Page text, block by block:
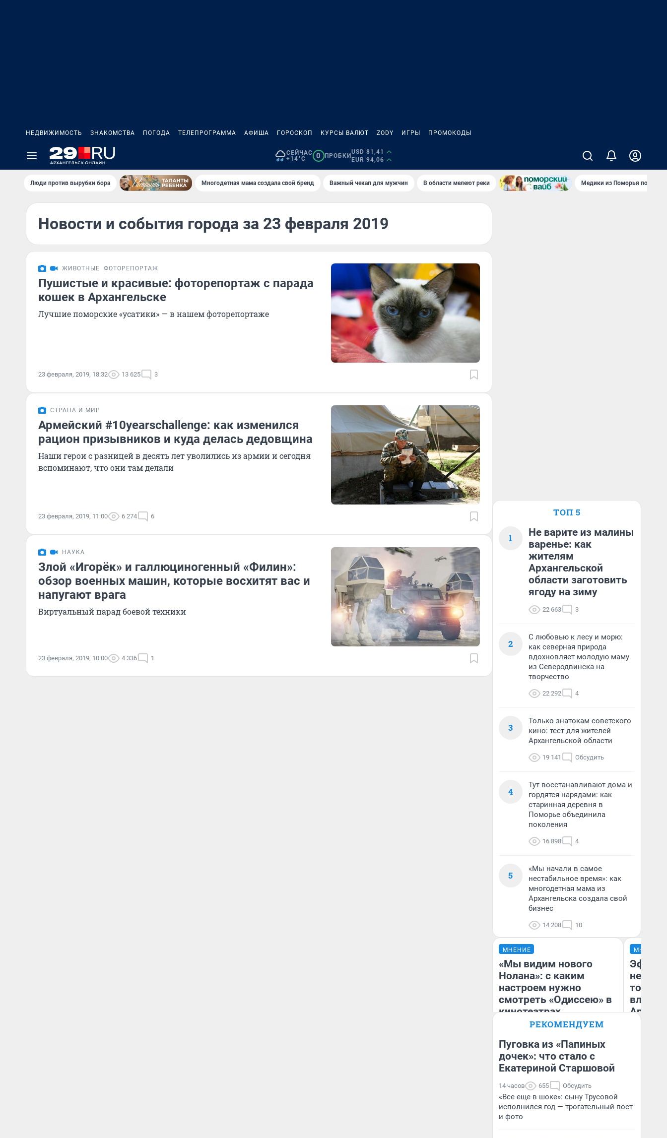
НЕДВИЖИМОСТЬ ЗНАКОМСТВА ПОГОДА ТЕЛЕПРОГРАММА АФИША ГОРОСКОП КУРСЫ ВАЛЮТ ZODY ИГРЫ ПРОМОКОДЫ
СЕЙЧАС
+14°C
0 ПРОБКИ
USD 81,41
EUR 94,06
Люди против вырубки бора Многодетная мама создала свой бренд Важный чекап для мужчин В области мелеют реки Медики из Поморья поехали
Новости и события города за 23 февраля 2019
ЖИВОТНЫЕ ФОТОРЕПОРТАЖ
Пушистые и красивые: фоторепортаж с парада
кошек в Архангельске
Лучшие поморские «усатики» — в нашем фоторепортаже
23 февраля, 2019, 18:32 13 625 3
СТРАНА И МИР
Армейский #10yearschallenge: как изменился
рацион призывников и куда делась дедовщина
Наши герои с разницей в десять лет уволились из армии и сегодня
вспоминают, что они там делали
23 февраля, 2019, 11:00 6 274 6
НАУКА
Злой «Игорёк» и галлюциногенный «Филин»:
обзор военных машин, которые восхитят вас и
напугают врага
Виртуальный парад боевой техники
23 февраля, 2019, 10:00 4 336 1
ТОП 5
1
Не варите из малины
варенье: как
жителям
Архангельской
области заготовить
ягоду на зиму
22 663 3
2
С любовью к лесу и морю:
как северная природа
вдохновляет молодую маму
из Северодвинска на
творчество
22 292 4
3
Только знатокам советского
кино: тест для жителей
Архангельской области
19 141 Обсудить
4
Тут восстанавливают дома и
гордятся нарядами: как
старинная деревня в
Поморье объединила
поколения
16 898 4
5
«Мы начали в самое
нестабильное время»: как
многодетная мама из
Архангельска создала свой
бизнес
14 208 10
МНЕНИЕ
«Мы видим нового
Нолана»: с каким
настроем нужно
смотреть «Одиссею» в
кинотеатрах
Архангельской
выглядела как фиаско
Надежда Губарь
МНЕНИЕ
не
РЕКОМЕНДУЕМ
Пуговка из «Папиных
дочек»: что стало с
Екатериной Старшовой
14 часов 655 Обсудить
«Все еще в шоке»: сыну Трусовой
исполнился год — трогательный пост
и фото